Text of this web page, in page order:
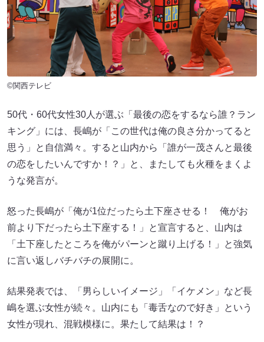
©関西テレビ
50代・60代女性30人が選ぶ「最後の恋をするなら誰？ラン
キング」には、長嶋が「この世代は俺の良さ分かってると
思う」と自信満々。すると山内から「誰が一茂さんと最後
の恋をしたいんですか！？」と、またしても火種をまくよ
うな発言が。
怒った長嶋が「俺が1位だったら土下座させる！ 俺がお
前より下だったら土下座する！」と宣言すると、山内は
「土下座したところを俺がパーンと蹴り上げる！」と強気
に言い返しバチバチの展開に。
結果発表では、「男らしいイメージ」「イケメン」など長
嶋を選ぶ女性が続々。山内にも「毒舌なので好き」という
女性が現れ、混戦模様に。果たして結果は！？